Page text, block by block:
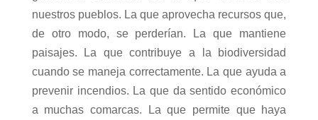
nuestros pueblos. La que aprovecha recursos que,
de otro modo, se perderían. La que mantiene
paisajes. La que contribuye a la biodiversidad
cuando se maneja correctamente. La que ayuda a
prevenir incendios. La que da sentido económico
a muchas comarcas. La que permite que haya